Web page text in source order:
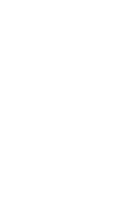
ス可能です